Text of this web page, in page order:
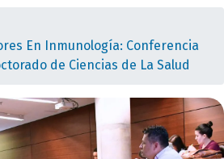
En Inmunología: Conferencia
de Ciencias de La Salud